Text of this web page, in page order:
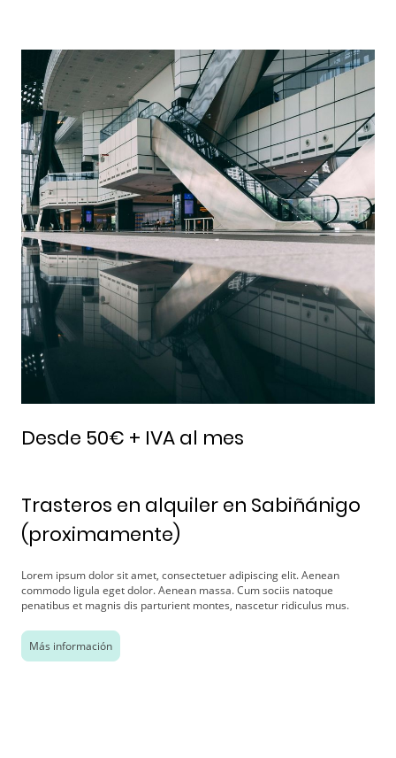
Trasteros en alquiler en Sabiñánigo
(proximamente)
Lorem ipsum dolor sit amet, consectetuer adipiscing elit. Aenean
commodo ligula eget dolor. Aenean massa. Cum sociis natoque
penatibus et magnis dis parturient montes, nascetur ridiculus mus.
Más información
Desde 50€ + IVA al mes